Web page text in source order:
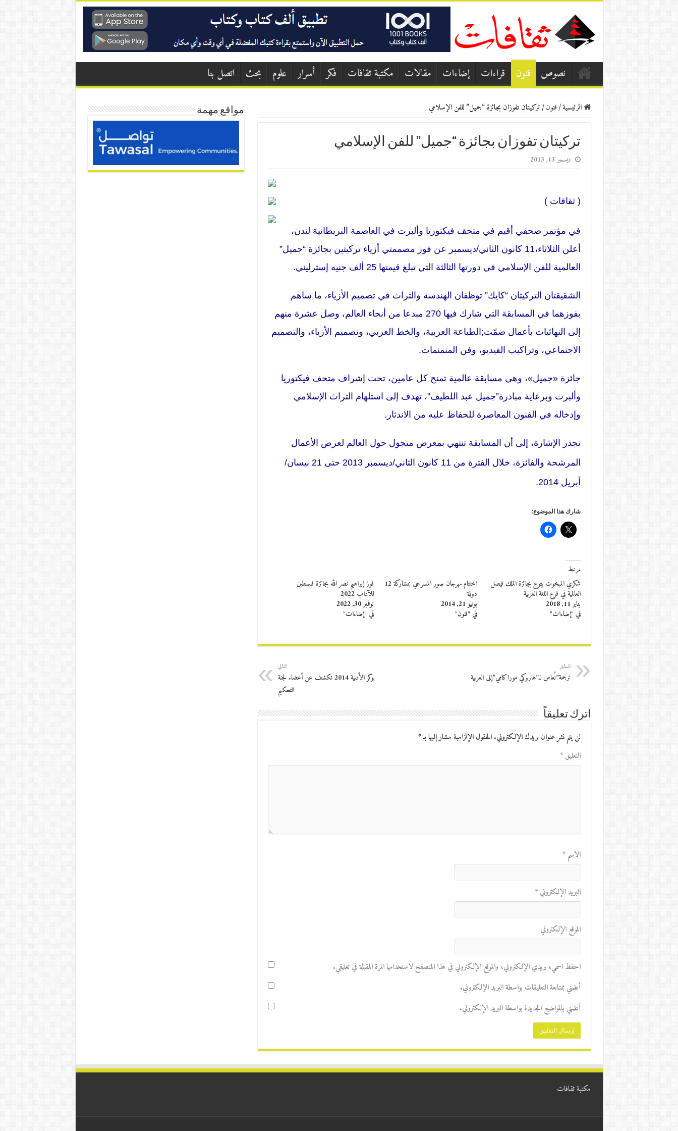
نصوص فنون قراءات إضاءات مقالات مكتبة ثقافات فكر أسرار علوم بحث اتصل بنا
الرئيسية/فنون/تركيتان تفوزان بجائزة “جميل” للفن الإسلامي
تركيتان تفوزان بجائزة “جميل” للفن الإسلامي
ديسمبر 13, 2013
( ثقافات )
في مؤتمر صحفي أقيم في متحف فيكتوريا وألبرت في العاصمة البريطانية لندن،
أعلن الثلاثاء،11 كانون الثاني/ديسمبر عن فوز مصممتي أزياء تركيتين بجائزة “جميل”
العالمية للفن الإسلامي في دورتها الثالثة التي تبلغ قيمتها 25 ألف جنيه إسترليني.
الشقيقتان التركيتان “كايك” توظفان الهندسة والتراث في تصميم الأزياء، ما ساهم
بفوزهما في المسابقة التي شارك فيها 270 مبدعا من أنحاء العالم، وصل عشرة منهم
إلى النهائيات بأعمال ضمّت;الطباعة العربية، والخط العربي، وتصميم الأزياء، والتصميم
الاجتماعي، وتراكيب الفيديو، وفن المنمنمات.
جائزة «جميل»، وهي مسابقة عالمية تمنح كل عامين، تحت إشراف متحف فيكتوريا
وألبرت وبرعاية مبادرة”جميل عبد اللطيف”، تهدف إلى استلهام التراث الإسلامي
وإدخاله في الفنون المعاصرة للحفاظ عليه من الاندثار.
تجدر الإشارة، إلى أن المسابقة تنتهي بمعرض متجول حول العالم لعرض الأعمال
المرشحة والفائزة، خلال الفترة من 11 كانون الثاني/ديسمبر 2013 حتى 21 نيسان/
أبريل 2014.
شارك هذا الموضوع:
مرتبط
شكري المبخوت يتوج بجائزة الملك فيصل
العالمية في فرع اللغة العربية
يناير 11, 2018
في "إضاءات"
اختتام مهرجان صور المسرحي بمشاركة 12
دولة
يونيو 21, 2014
في "فنون"
فوز إبراهيم نصر الله بجائزة فلسطين
للآداب 2022
نوفمبر 30, 2022
في "إضاءات"
السابق
ترجمة”نُعاس لـ”هاروكي موراكامي”إلى العربية
التالي
بوكر الأدبية 2014 تكشف عن أعضاء لجنة
التحكيم
اترك تعليقاً
لن يتم نشر عنوان بريدك الإلكتروني. الحقول الإلزامية مشار إليها بـ*
التعليق*
الاسم*
البريد الإلكتروني*
الموقع الإلكتروني
احفظ اسمي، بريدي الإلكتروني، والموقع الإلكتروني في هذا المتصفح لاستخدامها المرة المقبلة في تعليقي.
أعلمني بمتابعة التعليقات بواسطة البريد الإلكتروني.
أعلمني بالمواضيع الجديدة بواسطة البريد الإلكتروني.
مواقع مهمة
مكتبة ثقافات